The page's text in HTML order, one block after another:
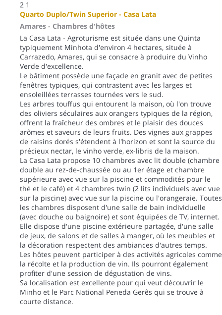
2 1
Quarto Duplo/Twin Superior - Casa Lata
Amares - Chambres d'hôtes
La Casa Lata - Agroturisme est située dans une Quinta
typiquement Minhota d'environ 4 hectares, située à
Carrazedo, Amares, qui se consacre à produire du Vinho
Verde d'excellence.
Le bâtiment possède une façade en granit avec de petites
fenêtres typiques, qui contrastent avec les larges et
ensoleillées terrasses tournées vers le sud.
Les arbres touffus qui entourent la maison, où l'on trouve
des oliviers séculaires aux orangers typiques de la région,
offrent la fraîcheur des ombres et le plaisir des douces
arômes et saveurs de leurs fruits. Des vignes aux grappes
de raisins dorés s'étendent à l'horizon et sont la source du
précieux nectar, le vinho verde, ex-libris de la maison.
La Casa Lata propose 10 chambres avec lit double (chambre
double au rez-de-chaussée ou au 1er étage et chambre
supérieure avec vue sur la piscine et commodités pour le
thé et le café) et 4 chambres twin (2 lits individuels avec vue
sur la piscine) avec vue sur la piscine ou l'orangeraie. Toutes
les chambres disposent d'une salle de bain individuelle
(avec douche ou baignoire) et sont équipées de TV, internet.
Elle dispose d'une piscine extérieure partagée, d'une salle
de jeux, de salons et de salles à manger, où les meubles et
la décoration respectent des ambiances d'autres temps.
Les hôtes peuvent participer à des activités agricoles comme
la récolte et la production de vin. Ils pourront également
profiter d'une session de dégustation de vins.
Sa localisation est excellente pour qui veut découvrir le
Minho et le Parc National Peneda Gerês qui se trouve à
courte distance.